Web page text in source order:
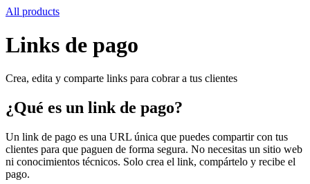
All products
Links de pago
Crea, edita y comparte links para cobrar a tus clientes
¿Qué es un link de pago?
Un link de pago es una URL única que puedes compartir con tus
clientes para que paguen de forma segura. No necesitas un sitio web
ni conocimientos técnicos. Solo crea el link, compártelo y recibe el
pago.